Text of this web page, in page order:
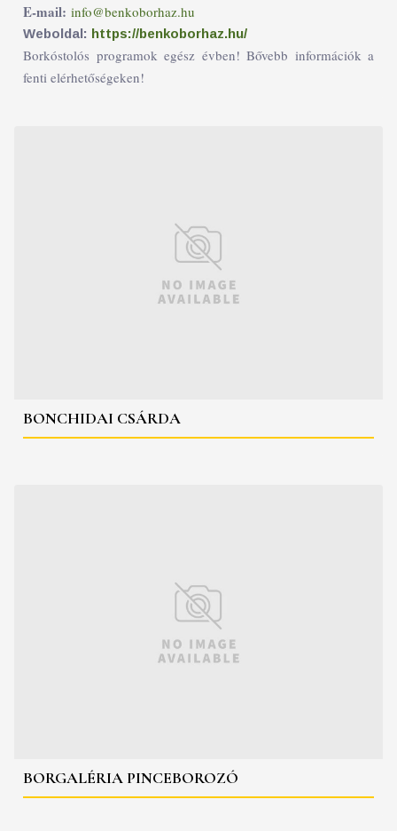
E-mail: info@benkoborhaz.hu
Weboldal: https://benkoborhaz.hu/
Borkóstolós programok egész évben! Bővebb információk a
fenti elérhetőségeken!
BONCHIDAI CSÁRDA
BORGALÉRIA PINCEBOROZÓ